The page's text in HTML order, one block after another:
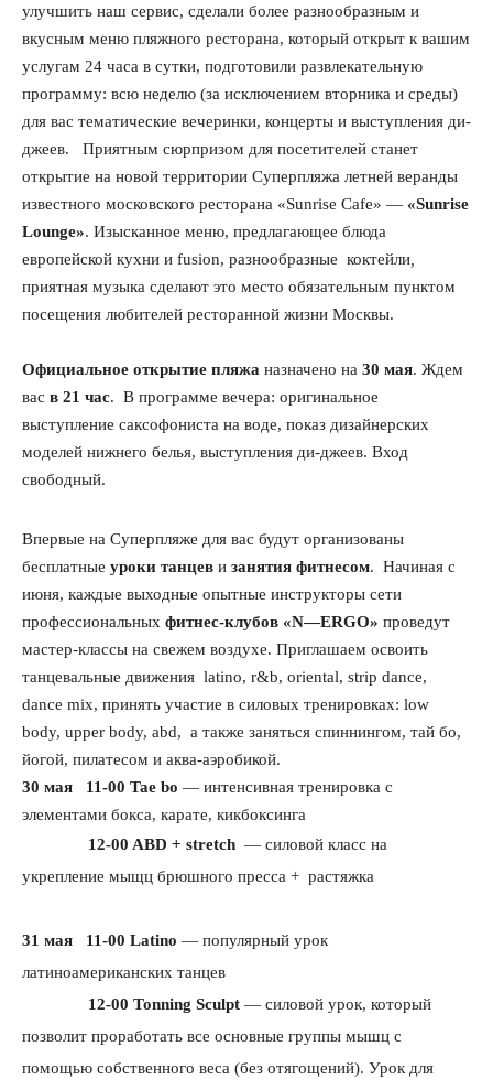
улучшить наш сервис, сделали более разнообразным и
вкусным меню пляжного ресторана, который открыт к вашим
услугам 24 часа в сутки, подготовили развлекательную
программу: всю неделю (за исключением вторника и среды)
для вас тематические вечеринки, концерты и выступления ди-
джеев.
Приятным сюрпризом для посетителей станет
открытие на новой территории Суперпляжа летней веранды
известного московского ресторана «Sunrise Cafe» — «Sunrise
Lounge». Изысканное меню, предлагающее блюда
европейской кухни и fusion, разнообразные коктейли
приятная музыка сделают это место обязательным пунктом
посещения любителей ресторанной жизни Москвы.
Официальное открытие пляжа назначено на 30 мая. Ждем
вас в 21 час. В программе вечера: оригинальное
выступление саксофониста на воде, показ дизайнерских
моделей нижнего белья, выступления ди-джеев. Вход
свободный.
Впервые на Суперпляже для вас будут организованы
бесплатные уроки танцев и занятия фитнесом. Начиная с
июня, каждые выходные опытные инструкторы сети
профессиональных фитнес-клубов «N—ERGO» проведут
мастер-классы на свежем воздухе. Приглашаем освоить
танцевальные движения latino, r&b, oriental, strip dance,
dance mix, принять участие в силовых тренировках: low
body, upper body, abd, а также заняться спиннингом, тай бо,
йогой, пилатесом и аква-аэробикой.
30 мая
11-00 Tae bo — интенсивная тренировка с
элементами бокса, карате, кикбоксинга
12-00 ABD + stretch — силовой класс на
укрепление мыщц брюшного пресса + растяжка
31 мая 11-00 Latino — популярный урок
латиноамериканских танцев
12-00 Tonning Sculpt — силовой урок, который
позволит проработать все основные группы мышц с
помощью собственного веса (без отягощений). Урок для